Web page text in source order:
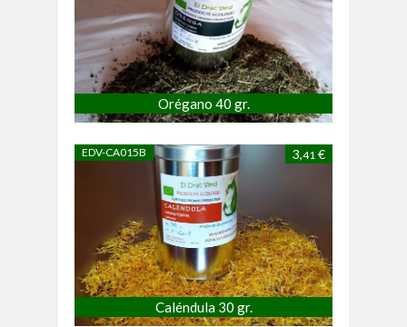
Orégano 40 gr.
EDV-CA015B 3,41 €
Caléndula 30 gr.